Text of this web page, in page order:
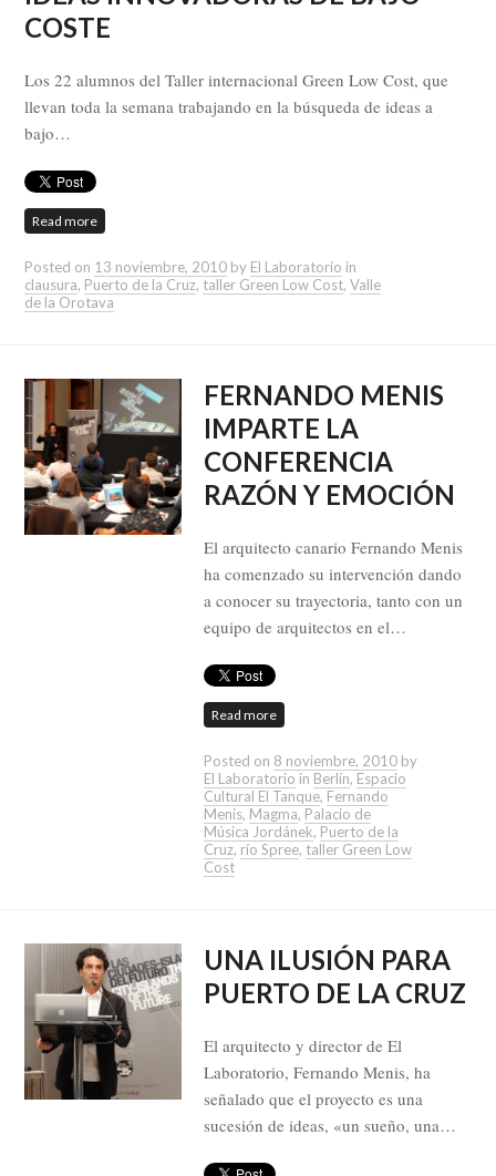
COSTE
Los 22 alumnos del Taller internacional Green Low Cost, que
llevan toda la semana trabajando en la búsqueda de ideas a
bajo…
Read more
Posted on 13 noviembre, 2010 by El Laboratorio in
clausura, Puerto de la Cruz, taller Green Low Cost,Valle
de la Orotava
FERNANDO MENIS
IMPARTE LA
CONFERENCIA
RAZÓN Y EMOCIÓN
El arquitecto canario Fernando Menis
ha comenzado su intervención dando
a conocer su trayectoria, tanto con un
equipo de arquitectos en el…
Read more
Posted on 8 noviembre, 2010by
El Laboratorio in Berlín, Espacio
Cultural El Tanque, Fernando
Menis, Magma, Palacio de
Música Jordánek, Puerto de la
Cruz, río Spree, taller Green Low
Cost
UNA ILUSIÓN PARA
PUERTO DE LA CRUZ
El arquitecto y director de El
Laboratorio, Fernando Menis, ha
señalado que el proyecto es una
sucesión de ideas, «un sueño, una…